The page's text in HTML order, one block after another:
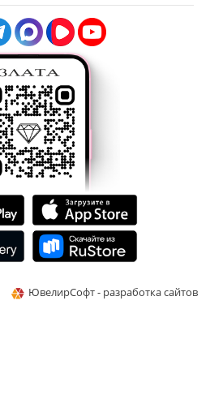
ЮвелирСофт - разработка сайтов